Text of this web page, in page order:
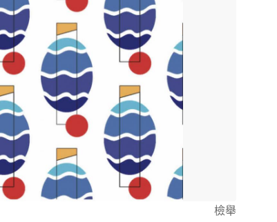
檢舉